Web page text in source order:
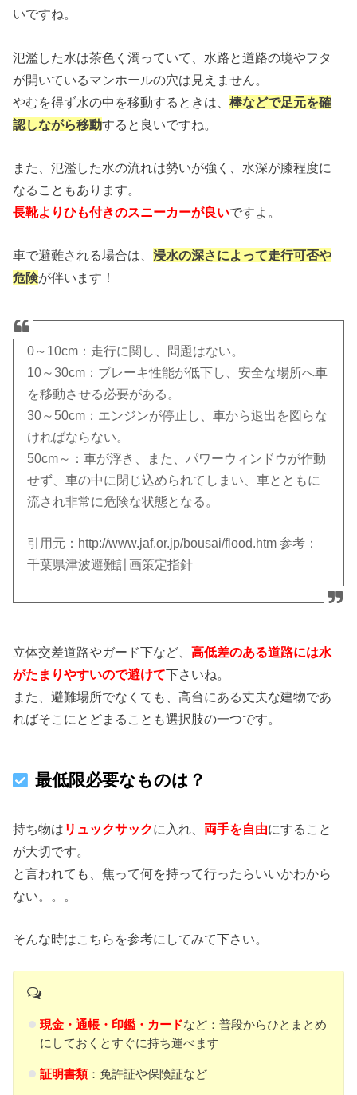
いですね。
氾濫した水は茶色く濁っていて、水路と道路の境やフタ
が開いているマンホールの穴は見えません。
やむを得ず水の中を移動するときは、棒などで足元を確
認しながら移動すると良いですね。
また、氾濫した水の流れは勢いが強く、水深が膝程度に
なることもあります。
長靴よりひも付きのスニーカーが良いですよ。
車で避難される場合は、浸水の深さによって走行可否や
危険が伴います！
0～10cm：走行に関し、問題はない。
10～30cm：ブレーキ性能が低下し、安全な場所へ車
を移動させる必要がある。
30～50cm：エンジンが停止し、車から退出を図らな
ければならない。
50cm～：車が浮き、また、パワーウィンドウが作動
せず、車の中に閉じ込められてしまい、車とともに
流され非常に危険な状態となる。
引用元：http://www.jaf.or.jp/bousai/flood.htm 参考：
千葉県津波避難計画策定指針
立体交差道路やガード下など、高低差のある道路には水
がたまりやすいので避けて下さいね。
また、避難場所でなくても、高台にある丈夫な建物であ
ればそこにとどまることも選択肢の一つです。
最低限必要なものは？
持ち物は リュックサックに入れ、 両手を自由にすること
が大切です。
と言われても、焦って何を持って行ったらいいかわから
ない。。。
そんな時はこちらを参考にしてみて下さい。
現金・通帳・印鑑・カードなど：普段からひとまとめ
にしておくとすぐに持ち運べます
証明書類：免許証や保険証など